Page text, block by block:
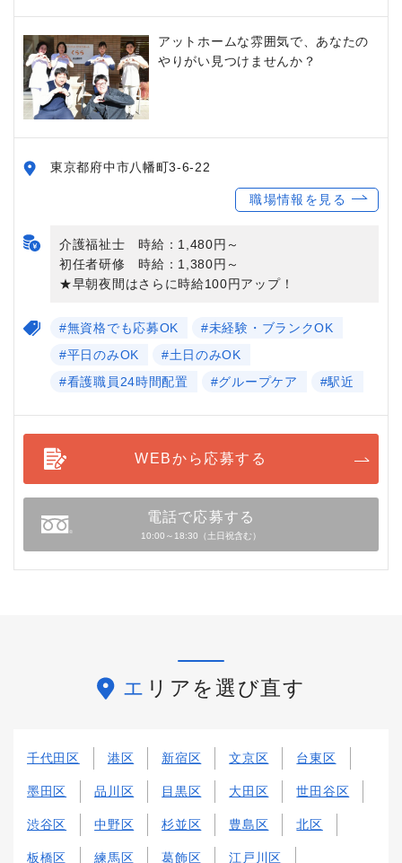
アットホームな雰囲気で、あなたの
やりがい見つけませんか？
東京都府中市八幡町3-6-22
職場情報を見る
介護福祉士 時給：1,480円～
初任者研修 時給：1,380円～
★早朝夜間はさらに時給100円アップ！
#無資格でも応募OK
#未経験・ブランクOK
#平日のみOK
#土日のみOK
#看護職員24時間配置
#グループケア #駅近
WEBから応募する
電話で応募する
10:00～18:30（土日祝含む）
エリアを選び直す
千代田区 港区 新宿区 文京区 台東区
墨田区 品川区 目黒区 大田区 世田谷区
渋谷区 中野区 杉並区 豊島区 北区
板橋区 練馬区 葛飾区 江戸川区